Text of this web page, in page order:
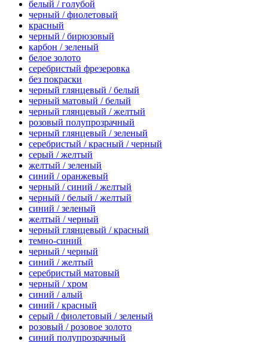
белый / голубой
черный / фиолетовый
красный
черный / бирюзовый
карбон / зеленый
белое золото
серебристый фрезеровка
без покраски
черный глянцевый / белый
черный матовый / белый
черный глянцевый / желтый
розовый полупрозрачный
черный глянцевый / зеленый
серебристый / красный / черный
серый / желтый
желтый / зеленый
синий / оранжевый
черный / синий / желтый
черный / белый / желтый
синий / зеленый
желтый / черный
черный глянцевый / красный
темно-синий
черный / черный
синий / желтый
серебристый матовый
черный / хром
синий / алый
синий / красный
серый / фиолетовый / зеленый
розовый / розовое золото
синий полупрозрачный